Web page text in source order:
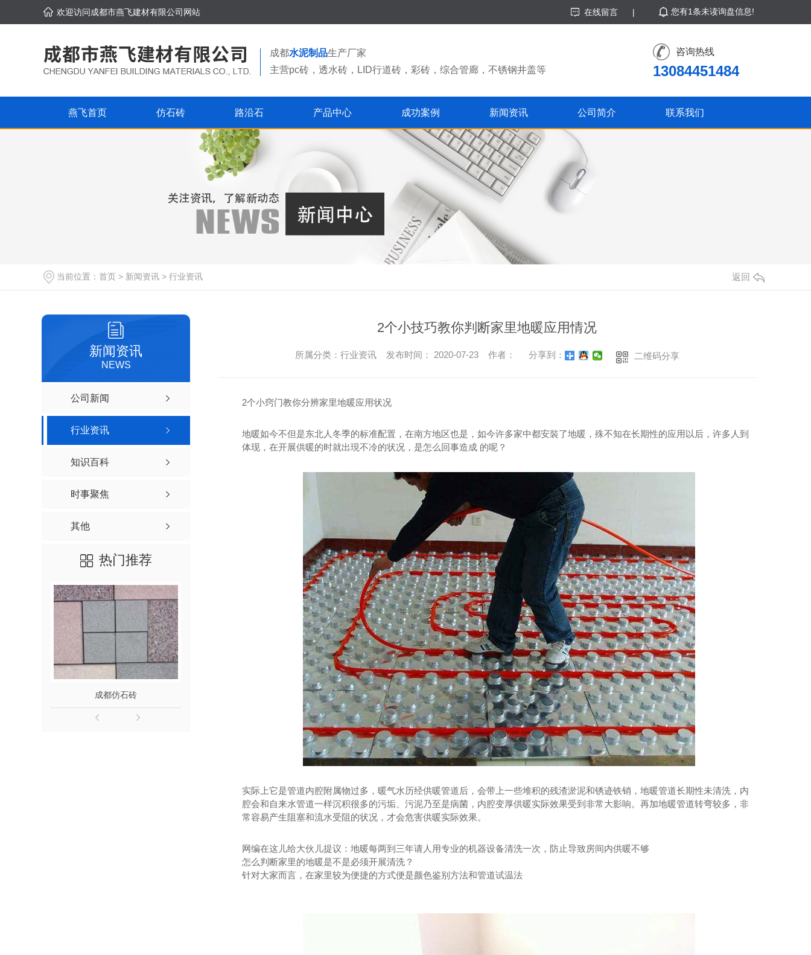
欢迎访问成都市燕飞建材有限公司网站 在线留言 | 您有1条未读询盘信息!
成都水泥制品生产厂家
主营pc砖，透水砖，LID行道砖，彩砖，综合管廊，不锈钢井盖等
咨询热线
13084451484
燕飞首页 仿石砖 路沿石 产品中心 成功案例 新闻资讯 公司简介 联系我们
当前位置： 首页 > 新闻资讯 > 行业资讯 返回
新闻资讯
NEWS
公司新闻
行业资讯
知识百科
时事聚焦
其他
热门推荐
成都仿石砖 成都透水砖 成都综合管廊
2个小技巧教你判断家里地暖应用情况
所属分类：行业资讯 发布时间： 2020-07-23 作者： 分享到： 二维码分享
2个小窍门教你分辨家里地暖应用状况
地暖如今不但是东北人冬季的标准配置，在南方地区也是，如今许多家中都安裝了地暖，殊不知在长期性的应用以后，许多人到
体现，在开展供暖的时就出現不冷的状况，是怎么回事造成 的呢？
实际上它是管道内腔附属物过多，暖气水历经供暖管道后，会带上一些堆积的残渣淤泥和锈迹铁销，地暖管道长期性未清洗，内
腔会和自来水管道一样沉积很多的污垢、污泥乃至是病菌，内腔变厚供暖实际效果受到非常大影响。再加地暖管道转弯较多，非
常容易产生阻塞和流水受阻的状况，才会危害供暖实际效果。
网编在这儿给大伙儿提议：地暖每两到三年请人用专业的机器设备清洗一次，防止导致房间内供暖不够
怎么判断家里的地暖是不是必须开展清洗？
针对大家而言，在家里较为便捷的方式便是颜色鉴别方法和管道试温法